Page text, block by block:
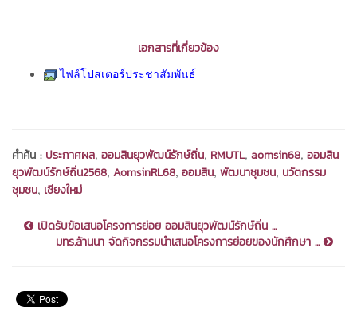
เอกสารที่เกี่ยวข้อง
ไฟล์โปสเตอร์ประชาสัมพันธ์
คำค้น : ประกาศผล, ออมสินยุวพัฒน์รักษ์ถิ่น, RMUTL, aomsin68, ออมสิน
ยุวพัฒน์รักษ์ถิ่น2568, AomsinRL68, ออมสิน, พัฒนาชุมชน, นวัตกรรม
ชุมชน, เชียงใหม่
เปิดรับข้อเสนอโครงการย่อย ออมสินยุวพัฒน์รักษ์ถิ่น ...
มทร.ล้านนา จัดกิจกรรมนำเสนอโครงการย่อยของนักศึกษา ...